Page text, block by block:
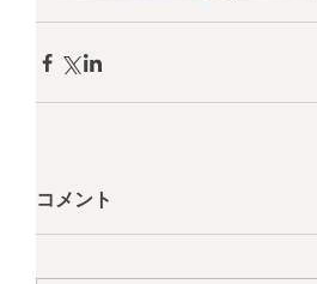
コメント